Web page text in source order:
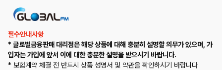
필수안내사항
* 글로벌금융판매 대리점은 해당 상품에 대해 충분히 설명할 의무가 있으며, 가
입자는 가입에 앞서 이에 대한 충분한 설명을 받으시기 바랍니다.
* 보험계약 체결 전 반드시 상품 성명서 및 약관을 확인하시기 바랍니다